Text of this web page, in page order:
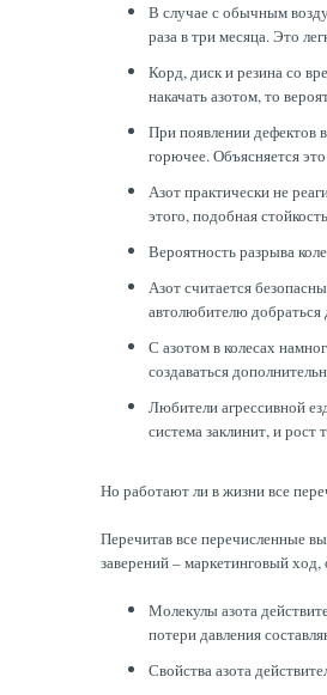
В случае с обычным
раза в три месяца. Это
Корд, диск и резина со
накачать азотом, то
При появлении дефектов
горючее. Объясняется
Азот практически не
этого, подобная
Вероятность разрыва
Азот считается
автолюбителю
С азотом в колесах
создаваться
Любители агрессивной
система заклинит, и
Но работают ли в жизни все
Перечитав все перечисленные
заверений – маркетинговый
Молекулы азота
потери давления
Свойства азота